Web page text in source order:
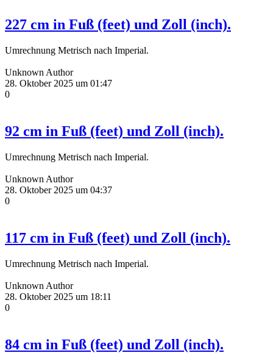
227 cm in Fuß (feet) und Zoll (inch).
Umrechnung Metrisch nach Imperial.
Unknown Author
28. Oktober 2025 um 01:47
0
92 cm in Fuß (feet) und Zoll (inch).
Umrechnung Metrisch nach Imperial.
Unknown Author
28. Oktober 2025 um 04:37
0
117 cm in Fuß (feet) und Zoll (inch).
Umrechnung Metrisch nach Imperial.
Unknown Author
28. Oktober 2025 um 18:11
0
84 cm in Fuß (feet) und Zoll (inch).